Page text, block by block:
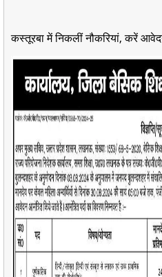
कस्तूरबा में निकलीं नौकरियां, करें